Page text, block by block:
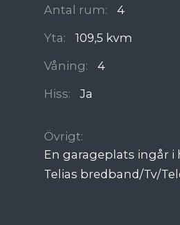
Antal rum:
4
Yta:
109,5 kvm
Våning:
4
Hiss:
Ja
Övrigt:
En garageplats ingår i
Telias bredband/Tv/